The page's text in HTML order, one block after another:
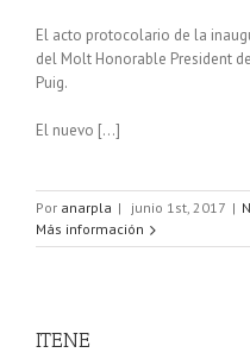
El acto protocolario de la
del Molt Honorable President
Puig.
El nuevo […]
Por anarpla | junio 1st, 2017 |
Más información
ITENE